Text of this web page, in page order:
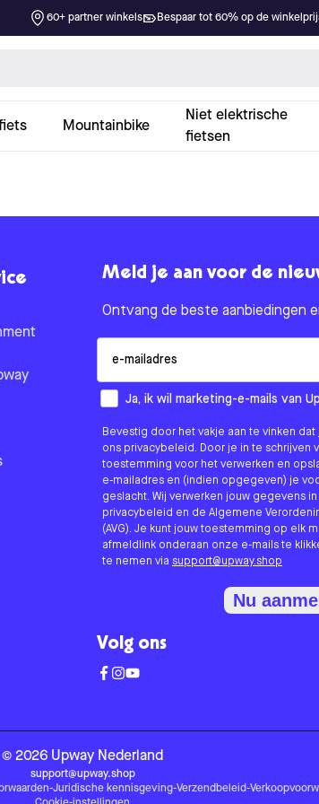
60+ partner winkels Bespaar tot 60% op de
Mountainbike
Niet elektrische
fietsen
Meld je aan voor de
Ontvang de beste aanbiedingen
How would you like to hear from us?
Ja, ik wil marketing-e-mails van
Bevestig door het vakje aan te vinken
ons privacybeleid. Door je in te schrijven
toestemming voor het verwerken en
e-mailadres en (indien opgegeven) je
geslacht. Wij verwerken jouw gegevens
privacybeleid en de Algemene
(AVG). Je kunt jouw toestemming op elk
afmeldlink onderaan onze e-mails te
te nemen via support@upway.shop
Nu
Volg ons
© 2026 Upway Nederland
support@upway.shop
-Juridische kennisgeving-Verzendbeleid-